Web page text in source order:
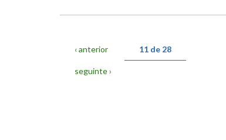
‹ anterior 11 de 28
seguinte ›